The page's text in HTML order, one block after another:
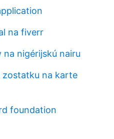
na fiverr
nigérijskú nairu
na karte
foundation